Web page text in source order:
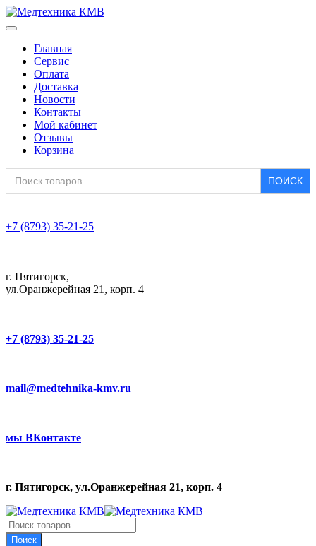
Главная
Сервис
Оплата
Доставка
Новости
Контакты
Мой кабинет
Отзывы
Корзина
Search
for:
+7 (8793) 35-21-25
г. Пятигорск,
ул.Оранжерейная 21, корп. 4
+7 (8793) 35-21-25
mail@medtehnika-kmv.ru
мы ВКонтакте
г. Пятигорск, ул.Оранжерейная 21, корп. 4
Поиск
товаров
Поиск